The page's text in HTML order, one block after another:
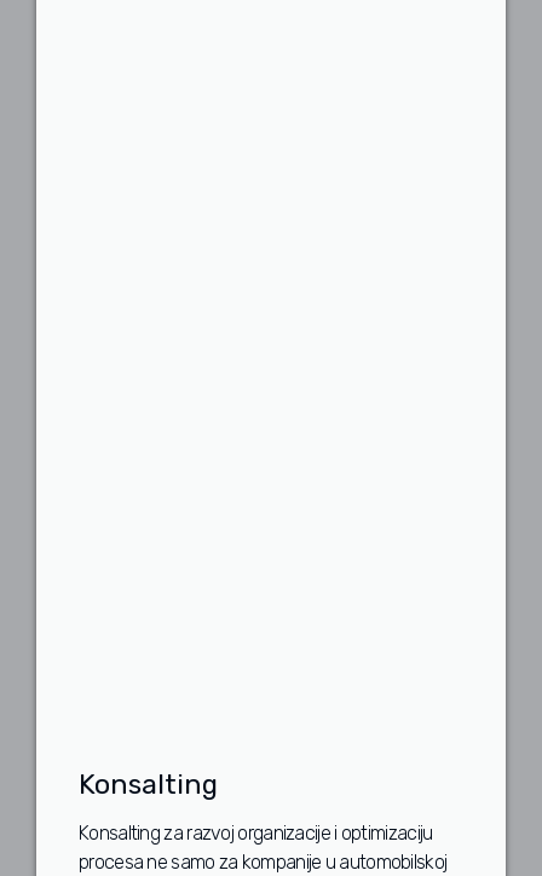
Konsalting
Konsalting za razvoj organizacije i optimizaciju
procesa ne samo za kompanije u automobilskoj